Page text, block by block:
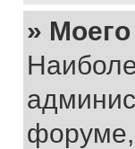
»
форуме,